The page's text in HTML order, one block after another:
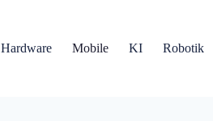
Hardware Mobile KI Robotik